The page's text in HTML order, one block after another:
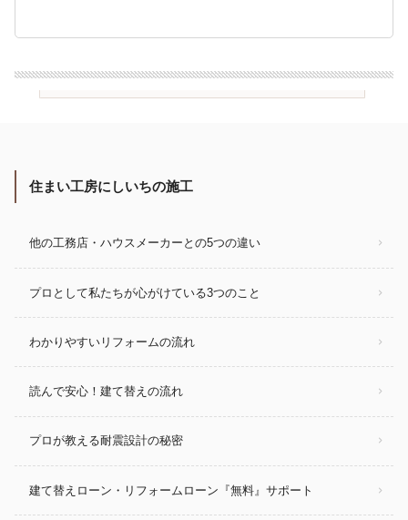
住まい工房にしいちの施工
他の工務店・ハウスメーカーとの5つの違い
プロとして私たちが心がけている3つのこと
わかりやすいリフォームの流れ
読んで安心！建て替えの流れ
プロが教える耐震設計の秘密
建て替えローン・リフォームローン『無料』サポート